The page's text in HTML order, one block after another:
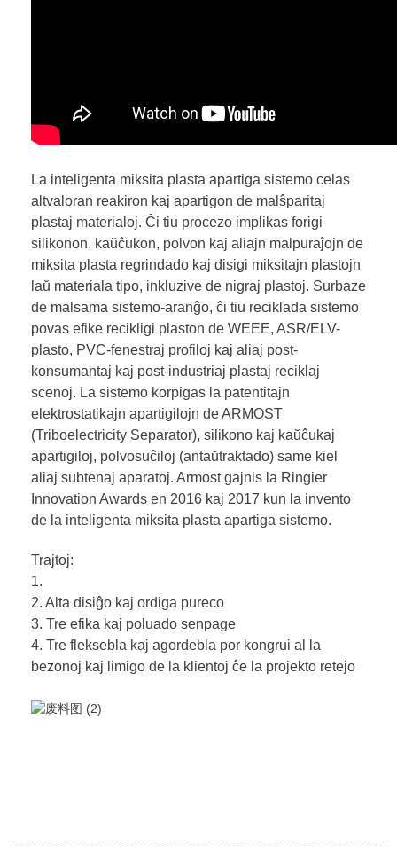
La inteligenta miksita plasta apartiga sistemo celas
altvaloran reakiron kaj apartigon de malŝparitaj
plastaj materialoj. Ĉi tiu procezo implikas forigi
silikonon, kaŭĉukon, polvon kaj aliajn malpuraĵojn de
miksita plasta regrindado kaj disigi miksitajn plastojn
laŭ materiala tipo, inkluzive de nigraj plastoj. Surbaze
de malsama sistemo-aranĝo, ĉi tiu reciklada sistemo
povas efike recikligi plaston de WEEE, ASR/ELV-
plasto, PVC-fenestraj profiloj kaj aliaj post-
konsumantaj kaj post-industriaj plastaj reciklaj
scenoj. La sistemo korpigas la patentitajn
elektrostatikajn apartigilojn de ARMOST
(Triboelectricity Separator), silikono kaj kaŭĉukaj
apartigiloj, polvosuĉiloj (antaŭtraktado) same kiel
aliaj subtenaj aparatoj. Armost gajnis la Ringier
Innovation Awards en 2016 kaj 2017 kun la invento
de la inteligenta miksita plasta apartiga sistemo.
Trajtoj:
1.
2. Alta disiĝo kaj ordiga pureco
3. Tre efika kaj poluado senpage
4. Tre fleksebla kaj agordebla por kongrui al la
bezonoj kaj limigo de la klientoj ĉe la projekto retejo